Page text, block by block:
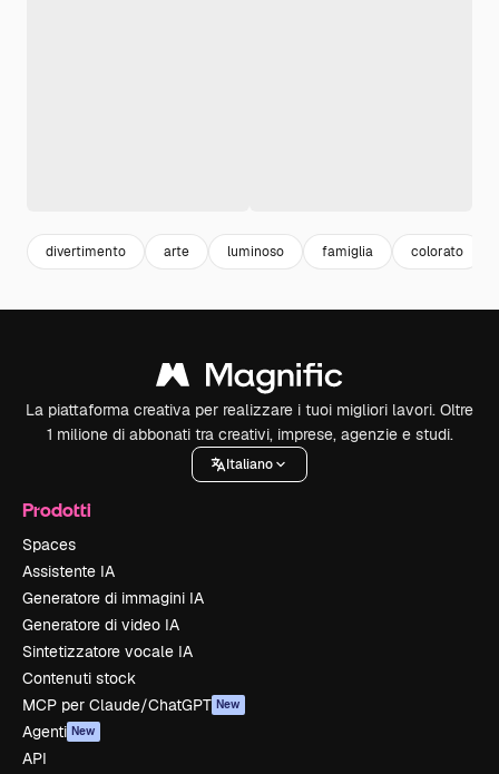
divertimento arte luminoso famiglia colorato
La piattaforma creativa per realizzare i tuoi migliori lavori. Oltre
1 milione di abbonati tra creativi, imprese, agenzie e studi.
Italiano
Prodotti
Spaces
Assistente IA
Generatore di immagini IA
Generatore di video IA
Sintetizzatore vocale IA
Contenuti stock
MCP per Claude/ChatGPT New
Agenti New
API